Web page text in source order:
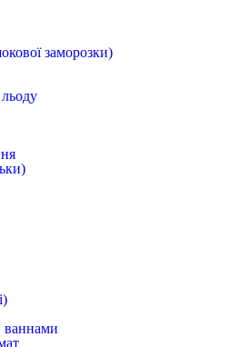
заморозки)
ваннами